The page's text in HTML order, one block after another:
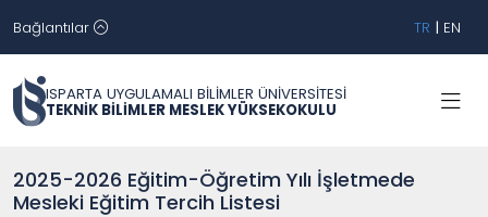
Bağlantılar TR | EN
ISPARTA UYGULAMALI BİLİMLER ÜNİVERSİTESİ
TEKNİK BİLİMLER MESLEK YÜKSEKOKULU
2025-2026 Eğitim-Öğretim Yılı İşletmede
Mesleki Eğitim Tercih Listesi